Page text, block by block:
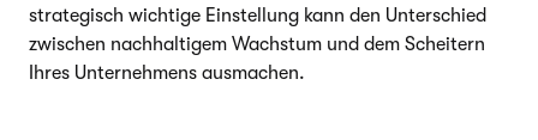
strategisch wichtige Einstellung kann den Unterschied
zwischen nachhaltigem Wachstum und dem Scheitern
Ihres Unternehmens ausmachen.